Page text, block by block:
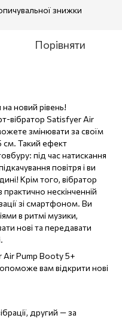
знижки
Порівняти
на новий рівень!
вібратор Satisfyer Air
змінювати за своїм
см. Такий ефект
під час натискання
повітря і ви
Крім того, вібратор
нескінченній
зі смартфоном. Ви
в ритмі музики,
нові та передавати
Air Pump Booty 5+
вам відкрити нові
другий — за